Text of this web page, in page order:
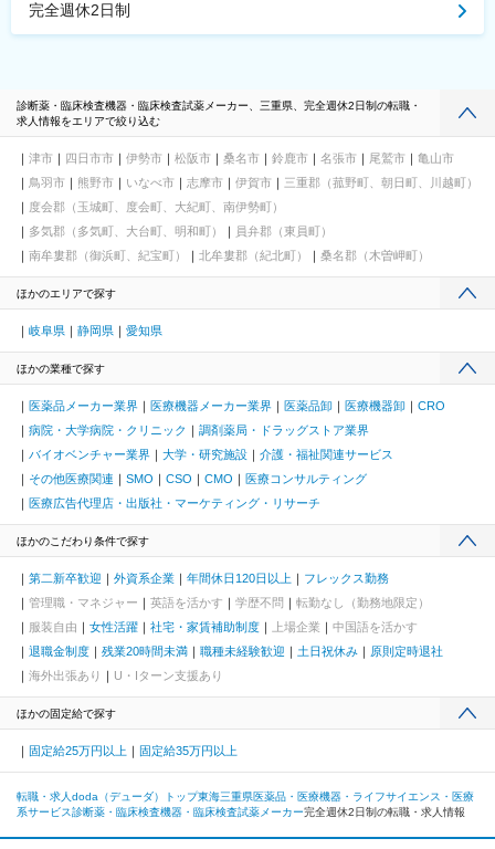
完全週休2日制
診断薬・臨床検査機器・臨床検査試薬メーカー、三重県、完全週休2日制の転職・
求人情報をエリアで絞り込む
津市 四日市市 伊勢市 松阪市 桑名市 鈴鹿市 名張市 尾鷲市
亀山市
鳥羽市
熊野市 いなべ市 志摩市 伊賀市
三重郡（菰野町、朝日町、川越町）
度会郡（玉城町、度会町、大紀町、南伊勢町）
多気郡（多気町、大台町、明和町）
員弁郡（東員町）
南牟婁郡（御浜町、紀宝町）
北牟婁郡（紀北町） 桑名郡（木曽岬町）
ほかのエリアで探す
岐阜県 静岡県 愛知県
ほかの業種で探す
医薬品メーカー業界 医療機器メーカー業界 医薬品卸 医療機器卸
CRO
病院・大学病院・クリニック
調剤薬局・ドラッグストア業界
バイオベンチャー業界
大学・研究施設
介護・福祉関連サービス
その他医療関連
SMO CSO CMO
医療コンサルティング
医療広告代理店・出版社・マーケティング・リサーチ
ほかのこだわり条件で探す
第二新卒歓迎 外資系企業 年間休日120日以上
フレックス勤務
管理職・マネジャー
英語を活かす 学歴不問
転勤なし（勤務地限定）
服装自由
女性活躍 社宅・家賃補助制度 上場企業
中国語を活かす
退職金制度
残業20時間未満 職種未経験歓迎 土日祝休み
原則定時退社
海外出張あり
U・Iターン支援あり
ほかの固定給で探す
固定給25万円以上 固定給35万円以上
転職・求人doda（デューダ）トップ東海三重県医薬品・医療機器・ライフサイエンス・医療
系サービス診断薬・臨床検査機器・臨床検査試薬メーカー完全週休2日制の転職・求人情報